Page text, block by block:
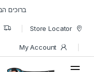
ברוכים
Store Locator
My Account